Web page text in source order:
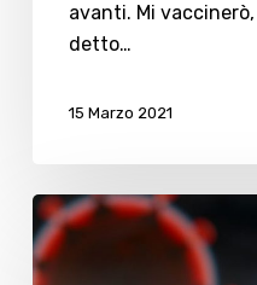
Astra
Zeneca”
avanti. Mi
detto…
15 Marzo 2021
AstraZeneca,
Ausl:
“Vaccini